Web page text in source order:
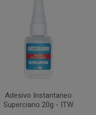
Adesivo Instantaneo
Superciano 20g - ITW